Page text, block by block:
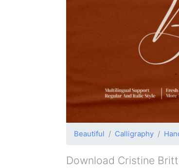
Beautiful Calligraphy
Download Cristine